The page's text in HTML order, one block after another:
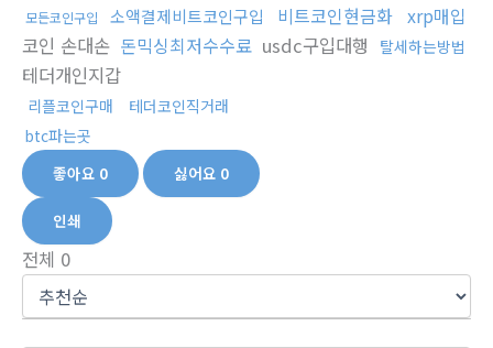
모든코인구입 소액결제비트코인구입 비트코인현금화 xrp매입
코인 손대손 돈믹싱최저수수료 usdc구입대행 탈세하는방법
테더개인지갑
리플코인구매
테더코인직거래
btc파는곳
좋아요 0 싫어요 0
인쇄
전체 0